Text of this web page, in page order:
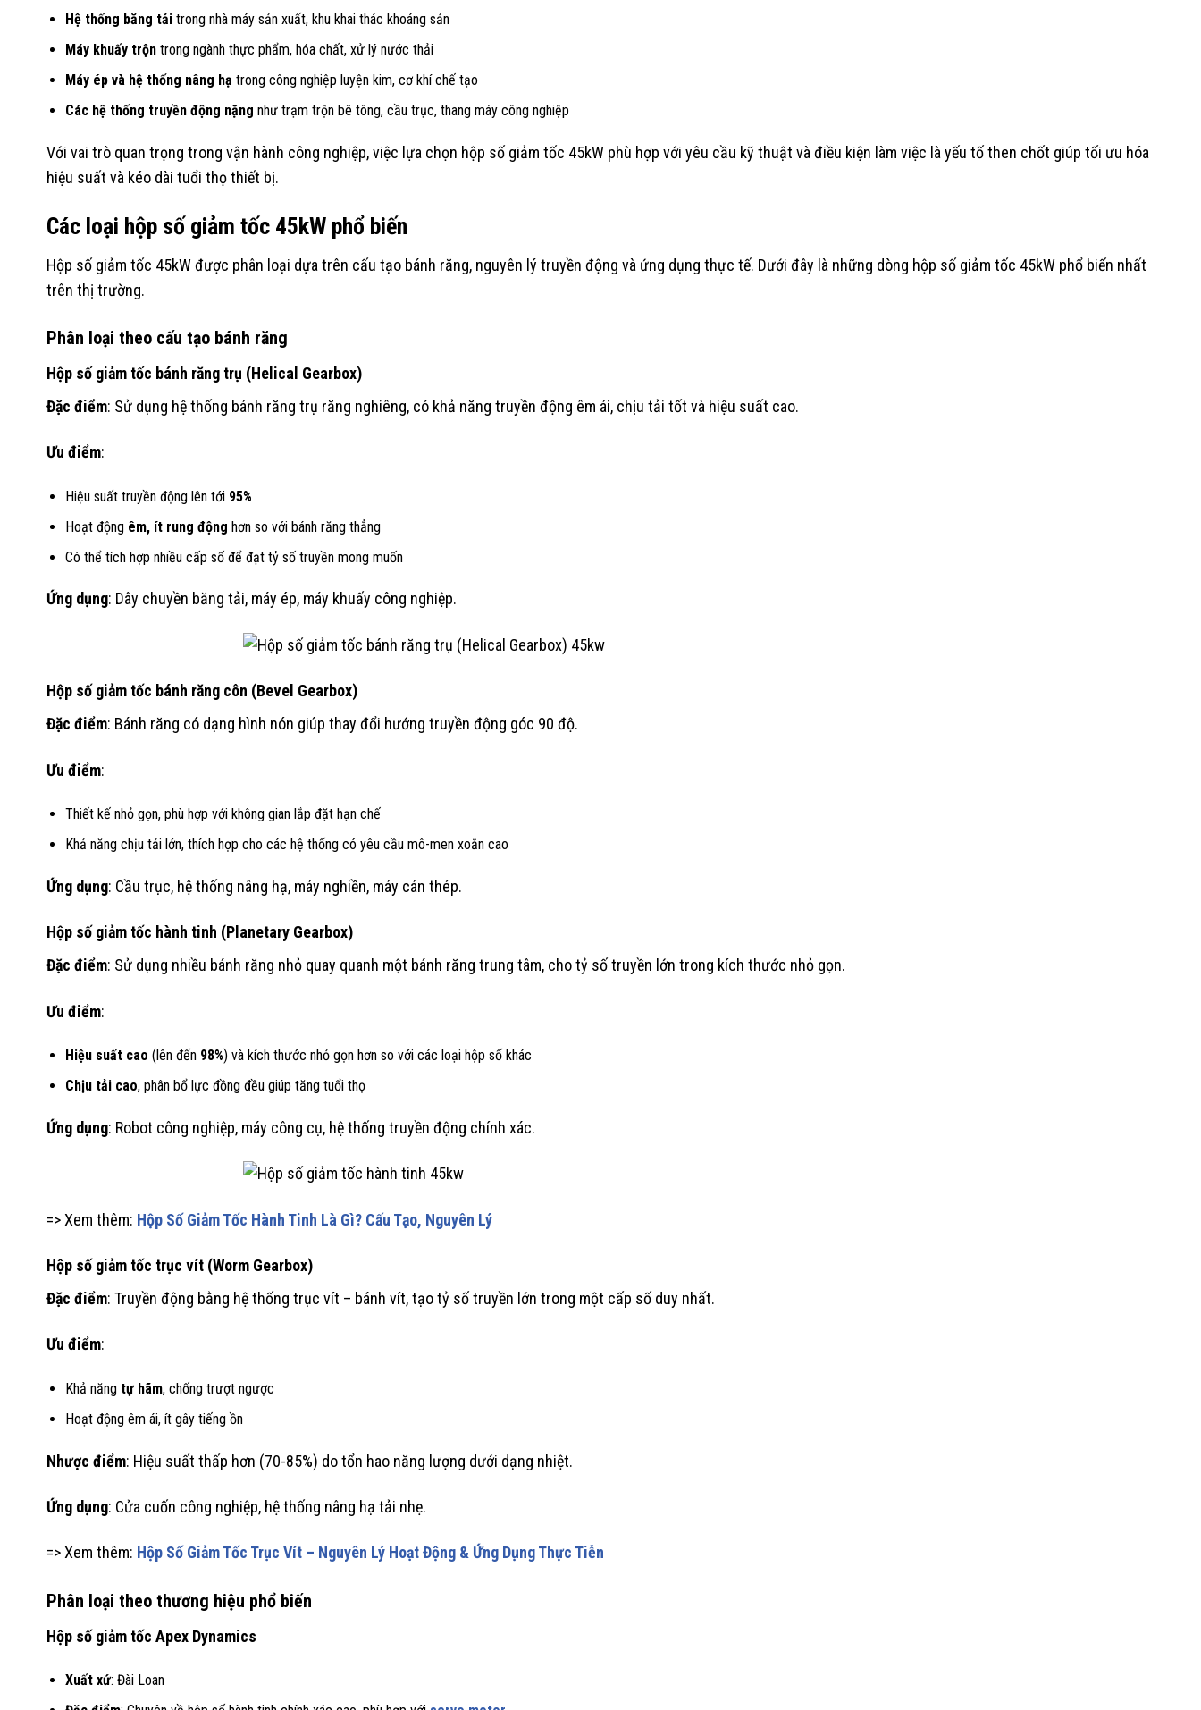
Hệ thống băng tảitrong nhà máy sản xuất, khu khai thác khoáng sản
Máy khuấy trộntrong ngành thực phẩm, hóa chất, xử lý nước thải
Máy ép và hệ thống nâng hạ trong công nghiệp luyện kim, cơ khí chế tạo
Các hệ thống truyền động nặng như trạm trộn bê tông, cầu trục, thang máy công nghiệp
Với vai trò quan trọng trong vận hành công nghiệp, việc lựa chọn hộp số giảm tốc 45kW phù hợp với yêu cầu kỹ thuật và điều kiện làm việc là yếu tố then chốt giúp tối ưu hóa
hiệu suất và kéo dài tuổi thọ thiết bị.
Các loại hộp số giảm tốc 45kW phổ biến
Hộp số giảm tốc 45kW được phân loại dựa trên cấu tạo bánh răng, nguyên lý truyền động và ứng dụng thực tế. Dưới đây là những dòng hộp số giảm tốc 45kW phổ biến nhất
trên thị trường.
Phân loại theo cấu tạo bánh răng
Hộp số giảm tốc bánh răng trụ (Helical Gearbox)
Đặc điểm: Sử dụng hệ thống bánh răng trụ răng nghiêng, có khả năng truyền động êm ái, chịu tải tốt và hiệu suất cao.
Ưu điểm:
Hiệu suất truyền động lên tới 95%
Hoạt động êm, ít rung động hơn so với bánh răng thẳng
Có thể tích hợp nhiều cấp số để đạt tỷ số truyền mong muốn
Ứng dụng: Dây chuyền băng tải, máy ép, máy khuấy công nghiệp.
Hộp số giảm tốc bánh răng côn (Bevel Gearbox)
Đặc điểm: Bánh răng có dạng hình nón giúp thay đổi hướng truyền động góc 90 độ.
Ưu điểm:
Thiết kế nhỏ gọn, phù hợp với không gian lắp đặt hạn chế
Khả năng chịu tải lớn, thích hợp cho các hệ thống có yêu cầu mô-men xoắn cao
Ứng dụng: Cầu trục, hệ thống nâng hạ, máy nghiền, máy cán thép.
Hộp số giảm tốc hành tinh (Planetary Gearbox)
Đặc điểm: Sử dụng nhiều bánh răng nhỏ quay quanh một bánh răng trung tâm, cho tỷ số truyền lớn trong kích thước nhỏ gọn.
Ưu điểm:
Hiệu suất cao (lên đến 98%) và kích thước nhỏ gọn hơn so với các loại hộp số khác
Chịu tải cao, phân bổ lực đồng đều giúp tăng tuổi thọ
Ứng dụng: Robot công nghiệp, máy công cụ, hệ thống truyền động chính xác.
=> Xem thêm: Hộp Số Giảm Tốc Hành Tinh Là Gì? Cấu Tạo, Nguyên Lý
Hộp số giảm tốc trục vít (Worm Gearbox)
Đặc điểm: Truyền động bằng hệ thống trục vít – bánh vít, tạo tỷ số truyền lớn trong một cấp số duy nhất.
Ưu điểm:
Khả năng tự hãm, chống trượt ngược
Hoạt động êm ái, ít gây tiếng ồn
Nhược điểm: Hiệu suất thấp hơn (70-85%) do tổn hao năng lượng dưới dạng nhiệt.
Ứng dụng: Cửa cuốn công nghiệp, hệ thống nâng hạ tải nhẹ.
=> Xem thêm: Hộp Số Giảm Tốc Trục Vít – Nguyên Lý Hoạt Động & Ứng Dụng Thực Tiễn
Phân loại theo thương hiệu phổ biến
Hộp số giảm tốc Apex Dynamics
Xuất xứ: Đài Loan